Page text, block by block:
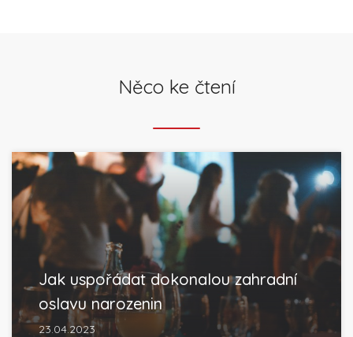
Něco ke čtení
Jak uspořádat dokonalou zahradní
oslavu narozenin
23.04.2023